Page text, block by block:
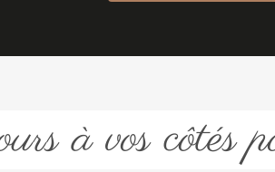
à vos côtés